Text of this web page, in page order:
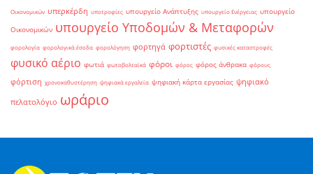
Οικονομικών υπερκέρδη υποτροφίες υπουργείο Ανάπτυξης υπουργείο Ενέργειας υπουργείο
Οικονομικών υπουργείο Υποδομών & Μεταφορών
φορολογία φορολογικά έσοδα φορολόγηση φορτηγά φορτιστές φυσικές καταστροφές
φυσικό αέριο φωτιά φωτοβολταϊκά φόροι φόρος φόρος άνθρακα φόρους
φόρτιση χρονοκαθυστέρηση ψηφιακά εργαλεία ψηφιακή κάρτα εργασίας ψηφιακό
πελατολόγιο ωράριο